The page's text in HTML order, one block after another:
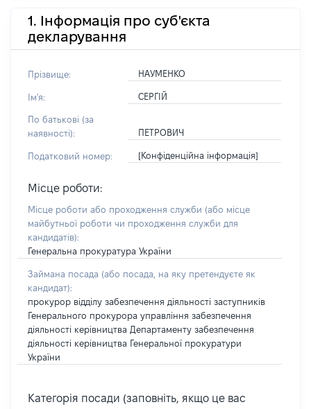
1. Інформація про суб'єкта
декларування
Прізвище: НАУМЕНКО
Ім'я: СЕРГІЙ
По батькові (за
наявності):
ПЕТРОВИЧ
Податковий номер: [Конфіденційна інформація]
Місце роботи:
Місце роботи або проходження служби (або місце
майбутньої роботи чи проходження служби для
кандидатів):
Генеральна прокуратура України
Займана посада (або посада, на яку претендуєте як
кандидат):
прокурор відділу забезпечення діяльності заступників
Генерального прокурора управління забезпечення
діяльності керівництва Департаменту забезпечення
діяльності керівництва Генеральної прокуратури
України
Категорія посади (заповніть, якщо це вас